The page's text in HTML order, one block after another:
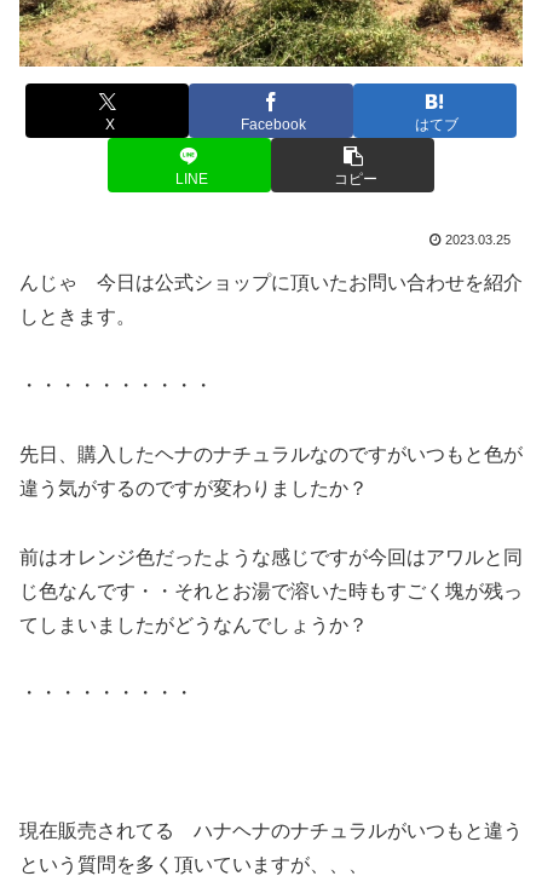
X Facebook はてブ
LINE コピー
2023.03.25
んじゃ 今日は公式ショップに頂いたお問い合わせを紹介
しときます。
・・・・・・・・・・
先日、購入したヘナのナチュラルなのですがいつもと色が
違う気がするのですが変わりましたか？
前はオレンジ色だったような感じですが今回はアワルと同
じ色なんです・・それとお湯で溶いた時もすごく塊が残っ
てしまいましたがどうなんでしょうか？
・・・・・・・・・
現在販売されてる ハナヘナのナチュラルがいつもと違う
という質問を多く頂いていますが、、、